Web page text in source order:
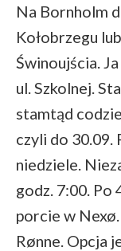
Na Bornholm
Kołobrzegu
Świnoujścia.
ul. Szkolnej.
stamtąd
czyli do
niedziele.
godz. 7:00. Po
porcie w
Rønne. Opcja